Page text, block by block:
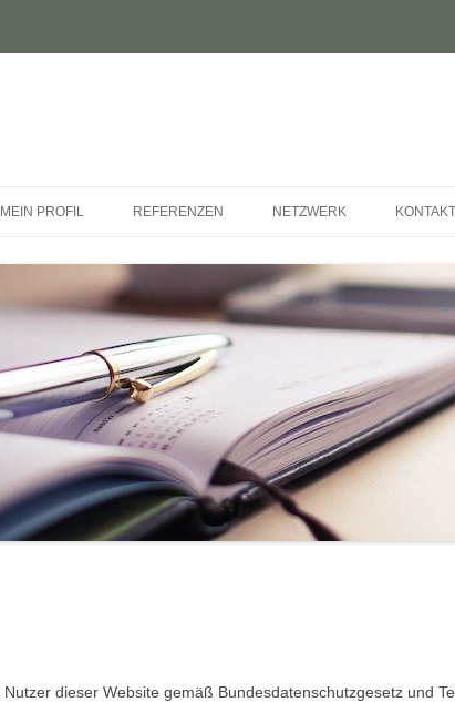
Inhalt
MEIN PROFIL REFERENZEN NETZWERK KONTAKT
dieser Website gemäß Bundesdatenschutzgesetz und